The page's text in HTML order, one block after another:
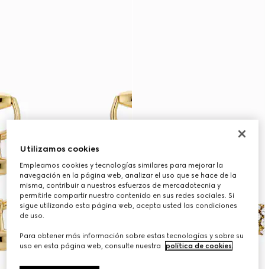
Utilizamos cookies
Empleamos cookies y tecnologías similares para mejorar la
navegación en la página web, analizar el uso que se hace de la
misma, contribuir a nuestros esfuerzos de mercadotecnia y
permitirle compartir nuestro contenido en sus redes sociales. Si
sigue utilizando esta página web, acepta usted las condiciones
de uso.
Para obtener más información sobre estas tecnologías y sobre su
uso en esta página web, consulte nuestra
política de cookies.